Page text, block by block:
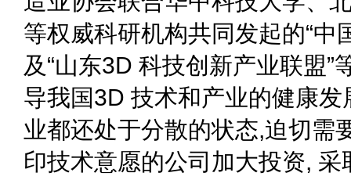
等权威科研机构共同发起的“中
及“山东3D 科技创新产业联盟
导我国3D 技术和产业的健康
业都还处于分散的状态,迫切需
印技术意愿的公司加大投资,